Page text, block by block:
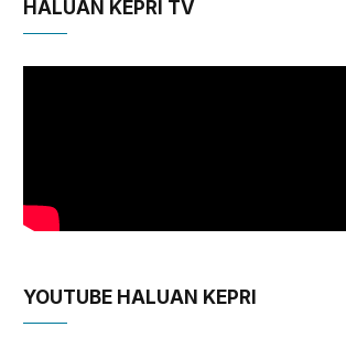
HALUAN KEPRI TV
YOUTUBE HALUAN KEPRI